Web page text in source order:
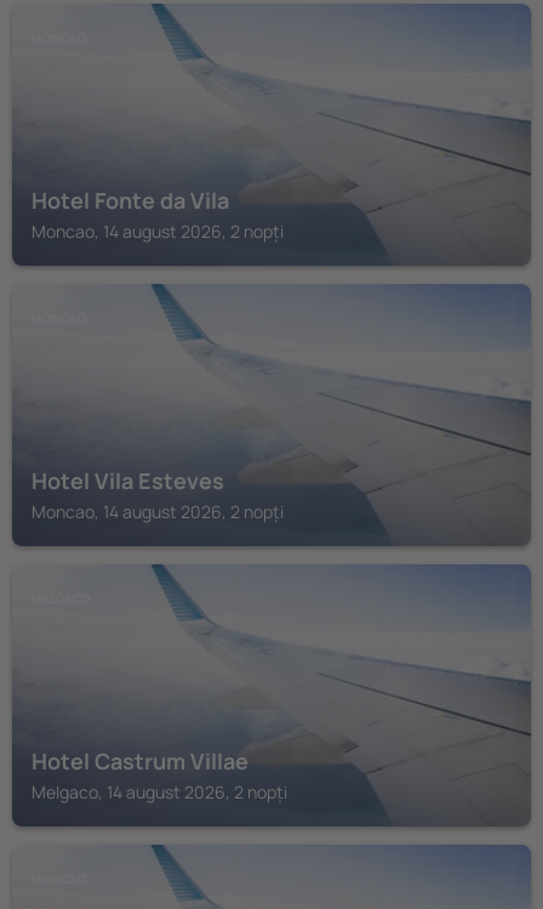
Hotel Fonte da Vila
Moncao, 14 august 2026, 2 nopți
Hotel Vila Esteves
Moncao, 14 august 2026, 2 nopți
Hotel Castrum Villae
Melgaco, 14 august 2026, 2 nopți